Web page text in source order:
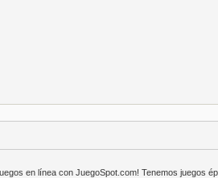
en línea con JuegoSpot.com! Tenemos juegos